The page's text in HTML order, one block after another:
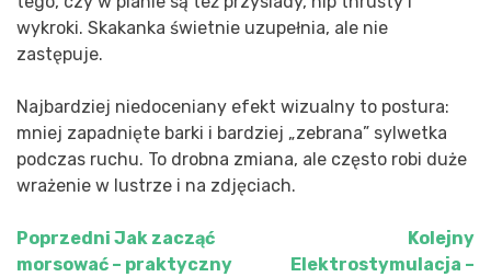
wykroki. Skakanka świetnie uzupełnia, ale nie
zastępuje.
Najbardziej niedoceniany efekt wizualny to postura:
mniej zapadnięte barki i bardziej „zebrana” sylwetka
podczas ruchu. To drobna zmiana, ale często robi duże
wrażenie w lustrze i na zdjęciach.
Nawigacja
Poprzedni Jak zacząć
morsować – praktyczny
Kolejny
Elektrostymulacja –